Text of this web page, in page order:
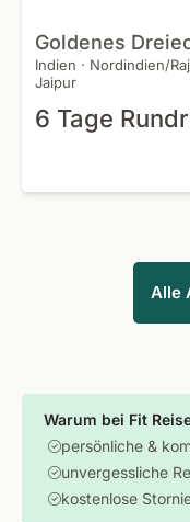
Goldenes
Indien · Nordindien/
Jaipur
Alle
Warum bei Fit
persönliche &
unvergessliche
kostenlose